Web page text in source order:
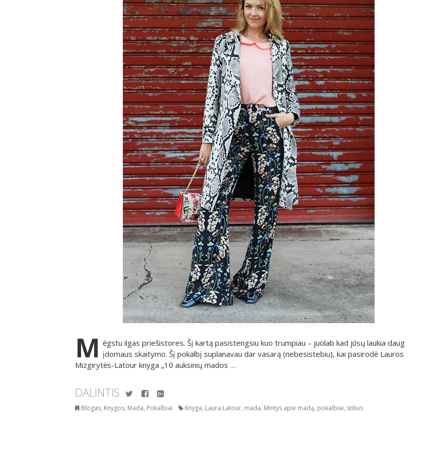
M ėgstu ilgas priešistores. Šį kartą pasistengsiu kuo trumpiau – juolab kad jūsų laukia daug
įdomaus skaitymo. Šį pokalbį suplanavau dar vasarą (nebesistebiu), kai pasirodė Lauros
Mizgirytės-Latour knyga „10 auksinių mados …
DALINTIS TwitterFacebook
Blogas, Knygos, Mada, Pokalbiai Knyga, Laura Latour, mada, Mintys apie madą, pokalbiai, stilius